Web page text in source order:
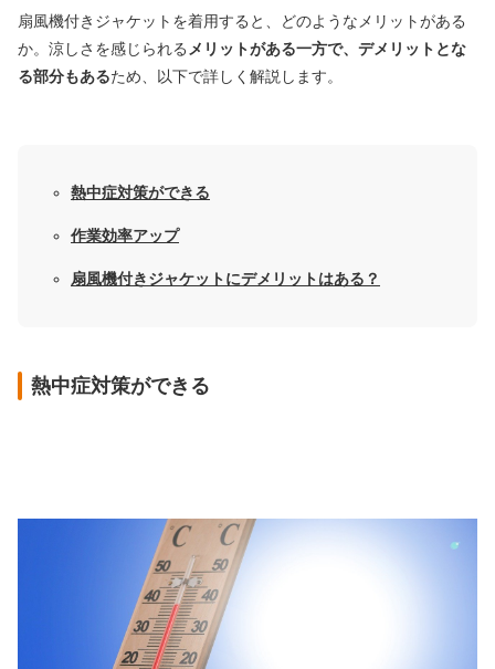
扇風機付きジャケットを着用すると、どのようなメリットがある
か。涼しさを感じられる メリットがある一方で、デメリットとな
る部分もあるため、以下で詳しく解説します。
熱中症対策ができる
作業効率アップ
扇風機付きジャケットにデメリットはある？
熱中症対策ができる